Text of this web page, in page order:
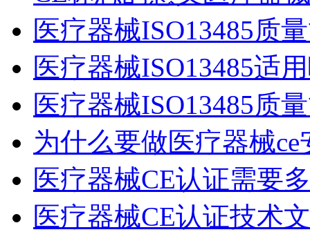
医疗器械ISO13485质
医疗器械ISO13485适
医疗器械ISO13485质
为什么要做医疗器械
医疗器械CE认证需要
医疗器械CE认证技术